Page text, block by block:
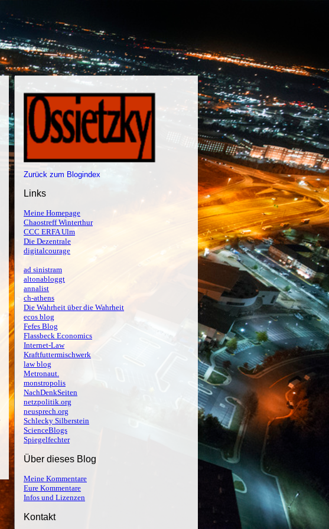
Zurück zum Blogindex
Links
Meine Homepage
Chaostreff Winterthur
CCC ERFA Ulm
Die Dezentrale
digitalcourage
ad sinistram
altonabloggt
annalist
ch-athens
Die Wahrheit über die Wahrheit
ecos blog
Fefes Blog
Flassbeck Economics
Internet-Law
Kraftfuttermischwerk
law blog
Metronaut.
monstropolis
NachDenkSeiten
netzpolitik.org
neusprech.org
Schlecky Silberstein
ScienceBlogs
Spiegelfechter
Über dieses Blog
Meine Kommentare
Eure Kommentare
Infos und Lizenzen
Kontakt